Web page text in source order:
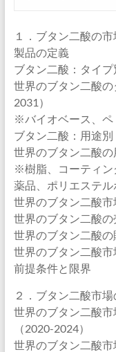
１．ブタン二酸の
製品の定義
ブタン二酸：タイプ
世界のブタン二酸
2031）
※バイオベース、ペ
ブタン二酸：用途別
世界のブタン二酸の
※樹脂、コーティン
薬品、ポリエステ
世界のブタン二酸
世界のブタン二酸
世界のブタン二酸
世界のブタン二酸市
前提条件と限界
２．ブタン二酸市
世界のブタン二酸
（2020-2024）
世界のブタン二酸